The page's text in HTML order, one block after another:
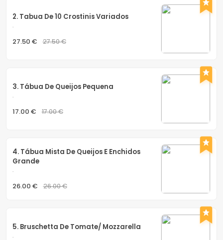
2. Tabua De 10 Crostinis Variados
.
27.50 € 27.50 €
3. Tábua De Queijos Pequena
.
17.00 € 17.00 €
4. Tábua Mista De Queijos E Enchidos
Grande
.
26.00 € 26.00 €
5. Bruschetta De Tomate/ Mozzarella
.